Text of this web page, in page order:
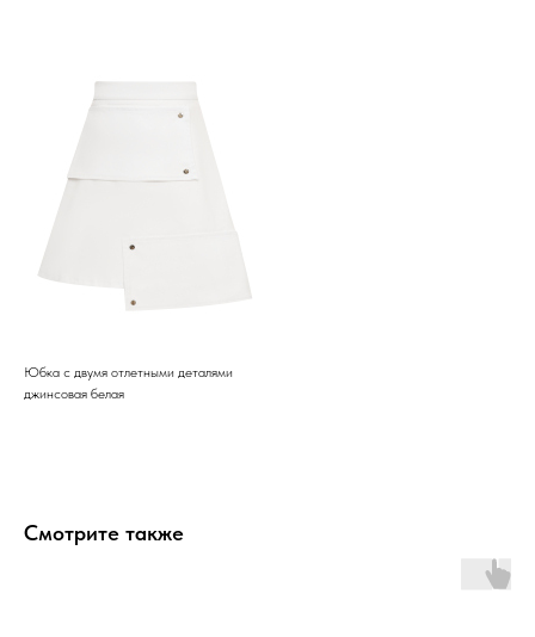
Юбка с двумя отлетными деталями
джинсовая белая
Смотрите также